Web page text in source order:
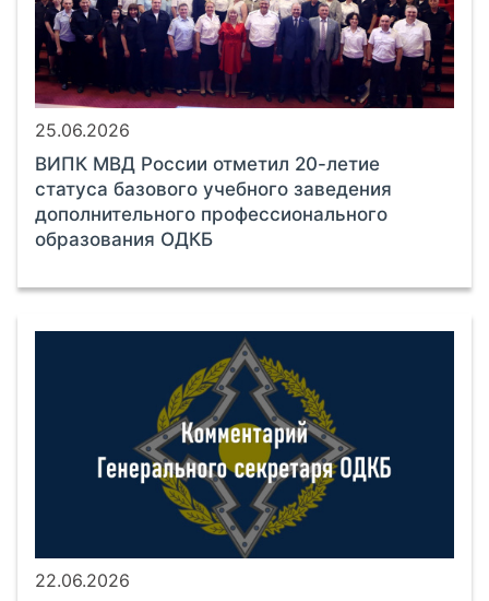
25.06.2026
ВИПК МВД России отметил 20-летие
статуса базового учебного заведения
дополнительного профессионального
образования ОДКБ
22.06.2026